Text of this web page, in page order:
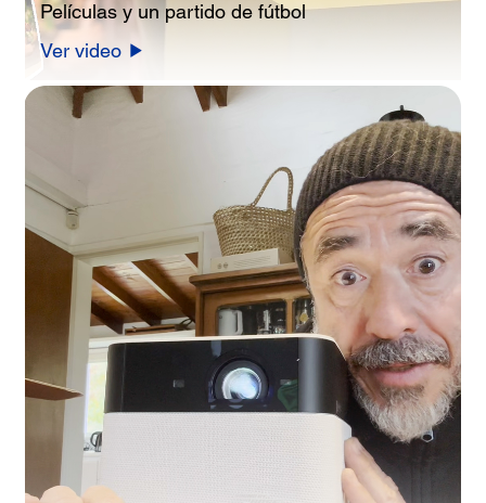
Películas y un partido de fútbol
Ver video